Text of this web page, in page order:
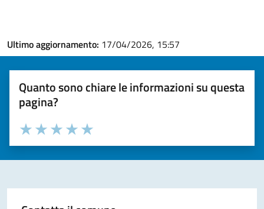
Ultimo aggiornamento: 17/04/2026, 15:57
Quanto sono chiare le informazioni su questa
pagina?
Valuta la chiarezza delle informazioni (da 1 a 5 stelle)
Seleziona il numero di stelle per valutare la chiarezza delle
Valuta 5 stelle su 5
Valuta 4 stelle su 5
Valuta 3 stelle su 5
Valuta 2 stelle su 5
Valuta 1 stelle su 5